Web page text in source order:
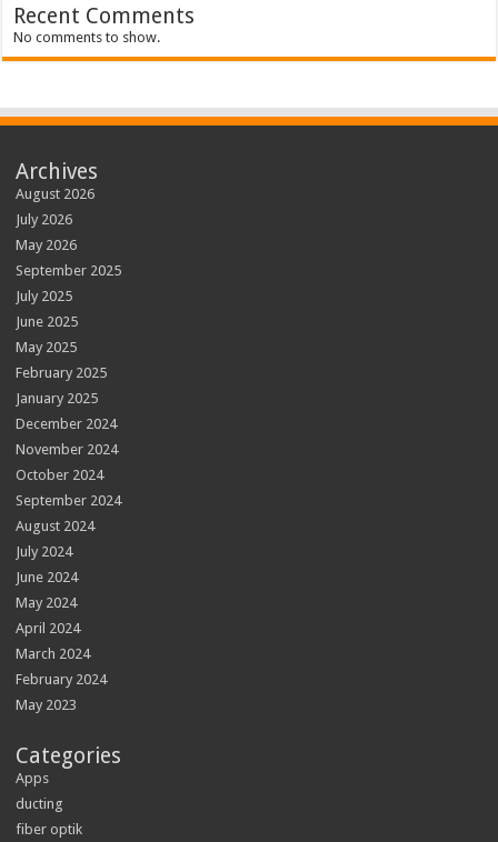
Recent Comments
No comments to show.
Archives
August 2026
July 2026
May 2026
September 2025
July 2025
June 2025
May 2025
February 2025
January 2025
December 2024
November 2024
October 2024
September 2024
August 2024
July 2024
June 2024
May 2024
April 2024
March 2024
February 2024
May 2023
Categories
Apps
ducting
fiber optik